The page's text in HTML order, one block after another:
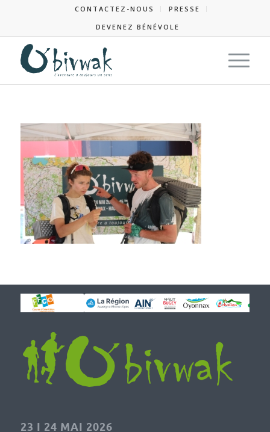
CONTACTEZ-NOUS
PRESSE
DEVENEZ BÉNÉVOLE
23 I 24 MAI 2026